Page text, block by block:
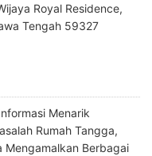
Royal Residence,
Tengah 59327
Menarik
Rumah Tangga,
Mengamalkan Berbagai